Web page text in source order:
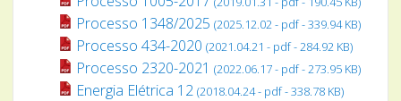
Processo 1348/2025 (2025.12.02 - pdf - 339.94 KB)
Processo 434-2020 (2021.04.21 - pdf - 284.92 KB)
Processo 2320-2021 (2022.06.17 - pdf - 273.95 KB)
Energia Elétrica 12 (2018.04.24 - pdf - 338.78 KB)